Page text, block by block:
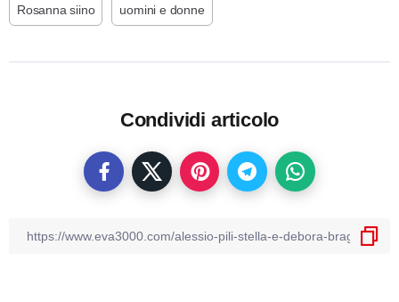
Rosanna siino uomini e donne
Condividi articolo